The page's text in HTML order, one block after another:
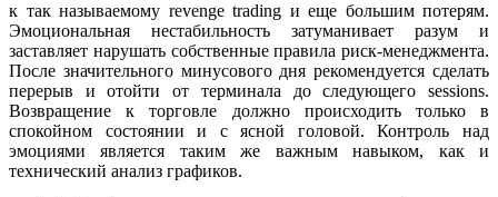
к так называемому revenge trading и еще большим потерям.
Эмоциональная нестабильность затуманивает разум и
заставляет нарушать собственные правила риск-менеджмента.
После значительного минусового дня рекомендуется сделать
перерыв и отойти от терминала до следующего sessions.
Возвращение к торговле должно происходить только в
спокойном состоянии и с ясной головой. Контроль над
эмоциями является таким же важным навыком, как и
технический анализ графиков.